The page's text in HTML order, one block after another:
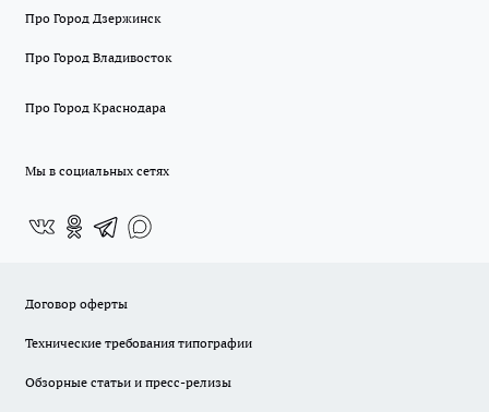
Про Город Дзержинск
Про Город Владивосток
Про Город Краснодара
Мы в социальных сетях
Договор оферты
Технические требования типографии
Обзорные статьи и пресс-релизы